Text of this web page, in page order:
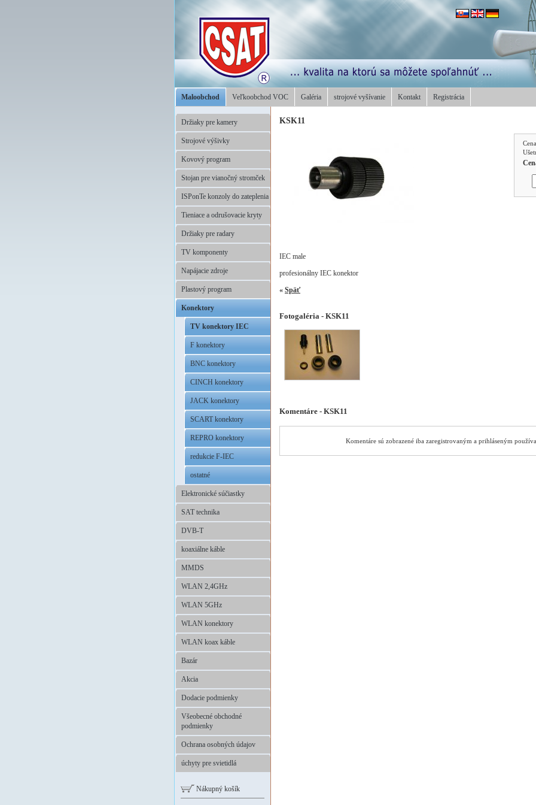
Maloobchod Veľkoobchod VOC Galéria strojové vyšívanie Kontakt Registrácia
Držiaky pre kamery
Strojové výšivky
Kovový program
Stojan pre vianočný stromček
ISPonTe konzoly do zateplenia
Tieniace a odrušovacie kryty
Držiaky pre radary
TV komponenty
Napájacie zdroje
Plastový program
Konektory
TV konektory IEC
F konektory
BNC konektory
CINCH konektory
JACK konektory
SCART konektory
REPRO konektory
redukcie F-IEC
ostatné
Elektronické súčiastky
SAT technika
DVB-T
koaxiálne káble
MMDS
WLAN 2,4GHz
WLAN 5GHz
WLAN konektory
WLAN koax káble
Bazár
Akcia
Dodacie podmienky
Všeobecné obchodné
podmienky
Ochrana osobných údajov
úchyty pre svietidlá
Nákupný košík
KSK11
IEC male
profesionálny IEC konektor
« Späť
Fotogaléria - KSK11
Komentáre - KSK11
Komentáre sú zobrazené iba zaregistrovaným a prihláseným